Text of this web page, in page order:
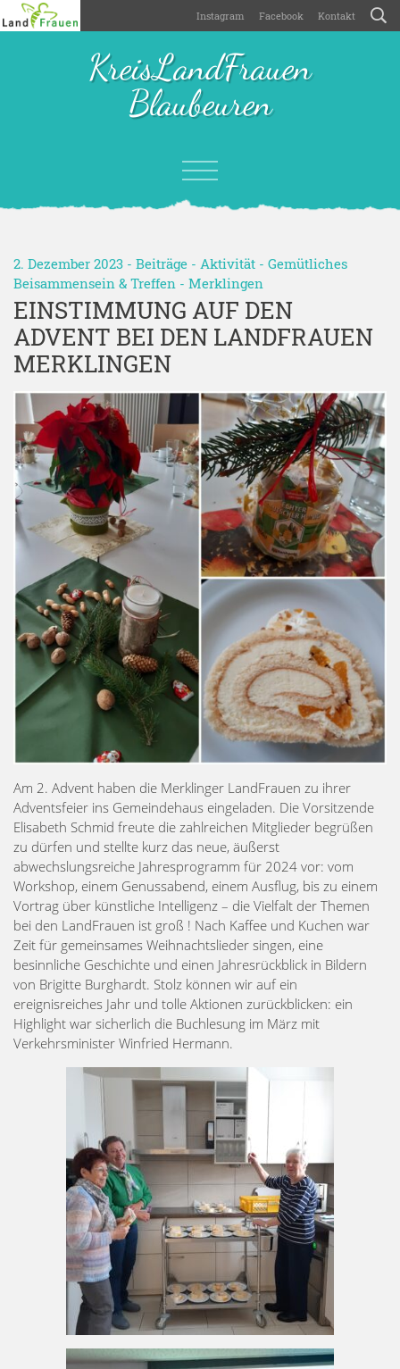
Instagram Facebook Kontakt
KreisLandFrauen
Blaubeuren
2. Dezember 2023 - Beiträge - Aktivität - Gemütliches
Beisammensein & Treffen - Merklingen
EINSTIMMUNG AUF DEN
ADVENT BEI DEN LANDFRAUEN
MERKLINGEN
Am 2. Advent haben die Merklinger LandFrauen zu ihrer
Adventsfeier ins Gemeindehaus eingeladen. Die Vorsitzende
Elisabeth Schmid freute die zahlreichen Mitglieder begrüßen
zu dürfen und stellte kurz das neue, äußerst
abwechslungsreiche Jahresprogramm für 2024 vor: vom
Workshop, einem Genussabend, einem Ausflug, bis zu einem
Vortrag über künstliche Intelligenz – die Vielfalt der Themen
bei den LandFrauen ist groß ! Nach Kaffee und Kuchen war
Zeit für gemeinsames Weihnachtslieder singen, eine
besinnliche Geschichte und einen Jahresrückblick in Bildern
von Brigitte Burghardt. Stolz können wir auf ein
ereignisreiches Jahr und tolle Aktionen zurückblicken: ein
Highlight war sicherlich die Buchlesung im März mit
Verkehrsminister Winfried Hermann.